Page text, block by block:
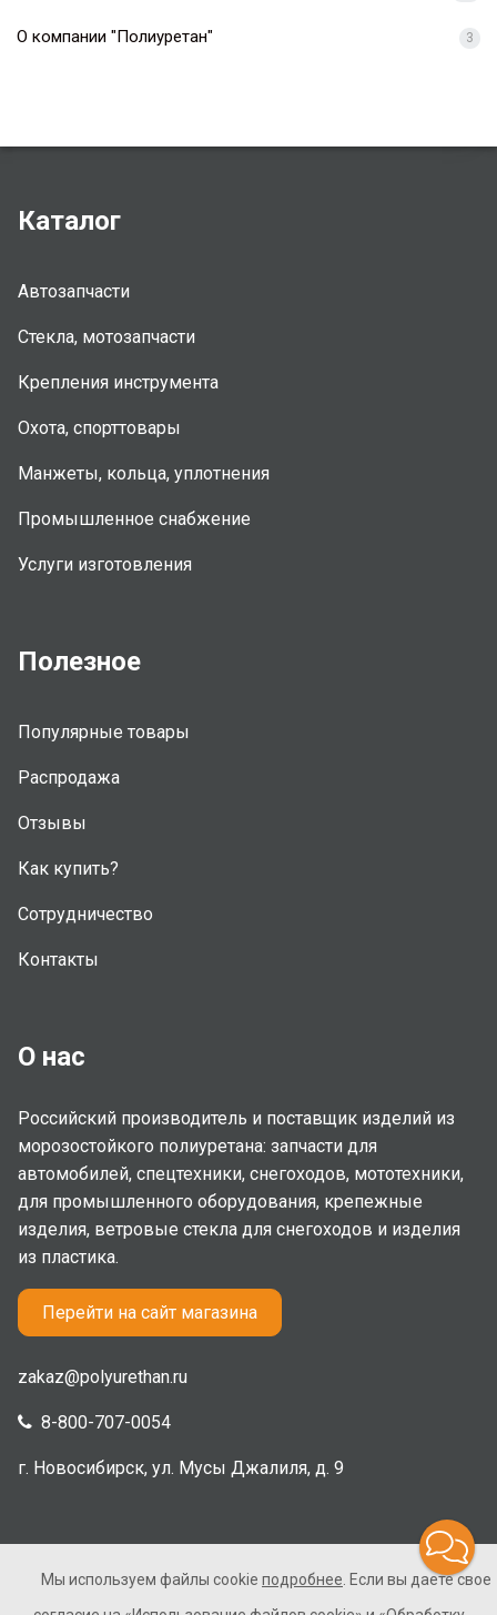
О компании "Полиуретан" 3
Каталог
Автозапчасти
Стекла, мотозапчасти
Крепления инструмента
Охота, спорттовары
Манжеты, кольца, уплотнения
Промышленное снабжение
Услуги изготовления
Полезное
Популярные товары
Распродажа
Отзывы
Как купить?
Сотрудничество
Контакты
О нас
Российский производитель и поставщик изделий из
морозостойкого полиуретана: запчасти для
автомобилей, спецтехники, снегоходов, мототехники,
для промышленного оборудования, крепежные
изделия, ветровые стекла для снегоходов и изделия
из пластика.
Перейти на сайт магазина
zakaz@polyurethan.ru
8-800-707-0054
г. Новосибирск, ул. Мусы Джалиля, д. 9
2005-2026 © Полиуретан. Все права защищены. Не
Мы используем файлы cookie подробнее . Если вы даете свое